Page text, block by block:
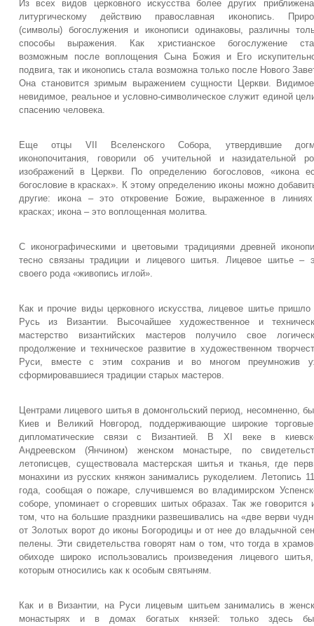
Из всех видов церковного искусства более других
литургическому действию православная иконопись.
(символы) богослужения и иконописи одинаковы, различны
способы выражения. Как христианское богослужение
возможным после воплощения Сына Божия и Его
подвига, так и иконопись стала возможна только после Нового
Она становится зримым выражением сущности Церкви.
невидимое, реальное и условно-символическое служит единой
спасению человека.
Еще отцы VII Вселенского Собора, утвердившие
иконопочитания, говорили об учительной и назидательной
изображений в Церкви. По определению богословов, «икона
богословие в красках». К этому определению иконы можно
другие: икона – это откровение Божие, выраженное в
красках; икона – это воплощенная молитва.
С иконографическими и цветовыми традициями древней
тесно связаны традиции и лицевого шитья. Лицевое шитье –
своего рода «живопись иглой».
Как и прочие виды церковного искусства, лицевое шитье пришло
Русь из Византии. Высочайшее художественное и
мастерство византийских мастеров получило свое
продолжение и техническое развитие в художественном
Руси, вместе с этим сохранив и во многом преумножив
сформировавшиеся традиции старых мастеров.
Центрами лицевого шитья в домонгольский период, несомненно,
Киев и Великий Новгород, поддерживающие широкие
дипломатические связи с Византией. В XI веке в
Андреевском (Янчином) женском монастыре, по
летописцев, существовала мастерская шитья и тканья, где
монахини из русских княжон занимались рукоделием. Летопись
года, сообщая о пожаре, случившемся во владимирском
соборе, упоминает о сгоревших шитых образах. Так же говорится
том, что на большие праздники развешивались на «две верви
от Золотых ворот до иконы Богородицы и от нее до владычной
пелены. Эти свидетельства говорят нам о том, что тогда в
обиходе широко использовались произведения лицевого
которым относились как к особым святыням.
Как и в Византии, на Руси лицевым шитьем занимались в
монастырях и в домах богатых князей: только здесь